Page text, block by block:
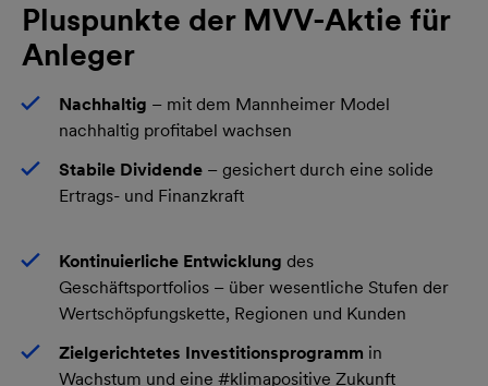
Pluspunkte der MVV-Aktie für
Anleger
Nachhaltig – mit dem Mannheimer Model
nachhaltig profitabel wachsen
Stabile Dividende – gesichert durch eine solide
Ertrags- und Finanzkraft
Kontinuierliche Entwicklung des
Geschäftsportfolios – über wesentliche Stufen der
Wertschöpfungskette, Regionen und Kunden
Zielgerichtetes Investitionsprogramm in
Wachstum und eine #klimapositive Zukunft